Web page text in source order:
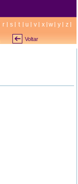
r s t u v x w y z
Voltar